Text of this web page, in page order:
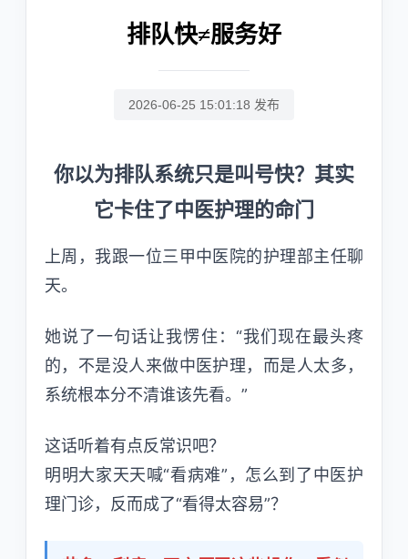
排队快≠服务好
2026-06-25 15:01:18 发布
你以为排队系统只是叫号快？其实
它卡住了中医护理的命门
上周，我跟一位三甲中医院的护理部主任聊
天。
她说了一句话让我愣住：“我们现在最头疼
的，不是没人来做中医护理，而是人太多，
系统根本分不清谁该先看。”
这话听着有点反常识吧？
明明大家天天喊“看病难”，怎么到了中医护
理门诊，反而成了“看得太容易”？